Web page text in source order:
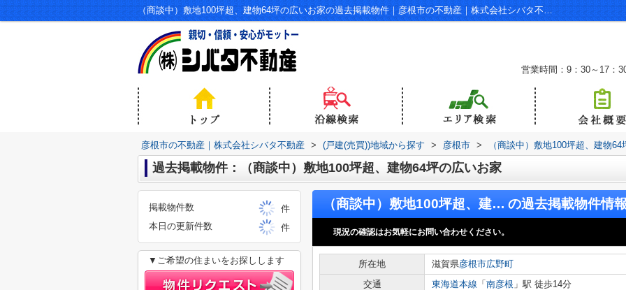
（商談中）敷地100坪超、建物64坪の広いお家の過去掲載物件｜彦根市の不動産｜株式会社シバタ不動産
営業時間：9：30～17：
彦根市の不動産｜株式会社シバタ不動産 > (戸建(売買))地域から探す > 彦根市 > （商談中）敷地100坪超、建物
過去掲載物件：（商談中）敷地100坪超、建物64坪の広いお家
（商談中）敷地100坪超、建物64坪の広いお家 の過去掲載物件情
現況の確認はお気軽にお問い合わせください。
所在地 滋賀県彦根市広野町
交通
東海道本線 「 南彦根 」駅 徒歩14分
掲載物件数
件
本日の更新件数
件
▼ご希望の住まいをお探しします